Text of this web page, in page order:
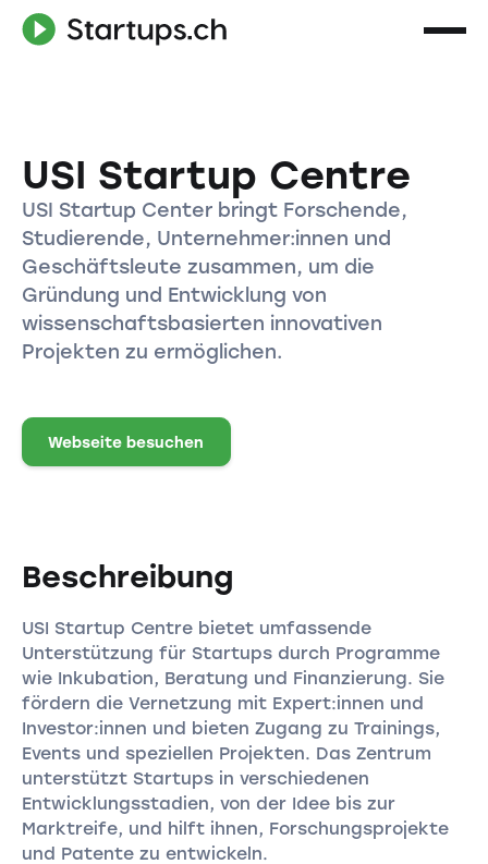
USI Startup Centre
USI Startup Center bringt Forschende,
Studierende, Unternehmer:innen und
Geschäftsleute zusammen, um die
Gründung und Entwicklung von
wissenschaftsbasierten innovativen
Projekten zu ermöglichen.
Webseite besuchen
Beschreibung
USI Startup Centre bietet umfassende
Unterstützung für Startups durch Programme
wie Inkubation, Beratung und Finanzierung. Sie
fördern die Vernetzung mit Expert:innen und
Investor:innen und bieten Zugang zu Trainings,
Events und speziellen Projekten. Das Zentrum
unterstützt Startups in verschiedenen
Entwicklungsstadien, von der Idee bis zur
Marktreife, und hilft ihnen, Forschungsprojekte
und Patente zu entwickeln.